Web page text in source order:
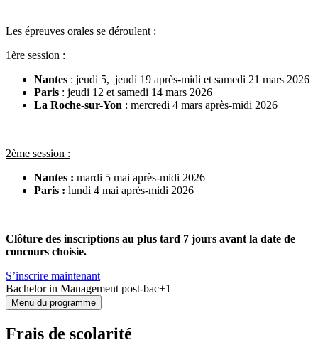
Les épreuves orales se déroulent :
1ère session :
Nantes : jeudi 5, jeudi 19 après-midi et samedi 21 mars 2026
Paris : jeudi 12 et samedi 14 mars 2026
La Roche-sur-Yon : mercredi 4 mars après-midi 2026
2ème session :
Nantes : mardi 5 mai après-midi 2026
Paris : lundi 4 mai après-midi 2026
Clôture des inscriptions au plus tard 7 jours avant la date de
concours choisie.
S’inscrire maintenant
Bachelor in Management post-bac+1
Menu du programme
Frais de scolarité